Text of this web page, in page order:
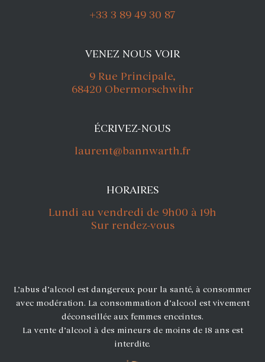
+33 3 89 49 30 87
VENEZ NOUS VOIR
9 Rue Principale,
68420 Obermorschwihr
ÉCRIVEZ-NOUS
laurent@bannwarth.fr
HORAIRES
Lundi au vendredi de 9h00 à 19h
Sur rendez-vous
L’abus d’alcool est dangereux pour la santé, à consommer
avec modération. La consommation d’alcool est vivement
déconseillée aux femmes enceintes.
La vente d’alcool à des mineurs de moins de 18 ans est
interdite.